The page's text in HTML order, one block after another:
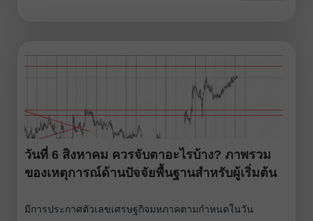
วันที่ 6 สิงหาคม ควรจับตาอะไรบ้าง? ภาพรวม
ของเหตุการณ์ด้านปัจจัยพื้นฐานสำหรับผู้เริ่มต้น
มีการประกาศตัวเลขเศรษฐกิจมหภาคตามกำหนดในวัน